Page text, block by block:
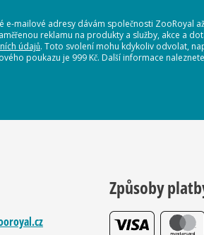
e-mailové adresy dávám společnosti ZooRoyal
reklamu na produkty a služby, akce a
údajů. Toto svolení mohu kdykoliv odvolat,
poukazu je 999 Kč. Další informace
Způsoby